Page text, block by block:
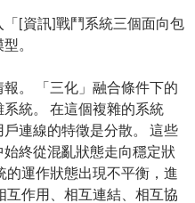
[資訊]戰鬥系統三個面向包
。
。 「三化」融合條件下的
統。 在這個複雜的系統
連線的特徵是分散。 這些
終從混亂狀態走向穩定狀
的運作狀態出現不平衡，進
互作用、相互連結、相互協